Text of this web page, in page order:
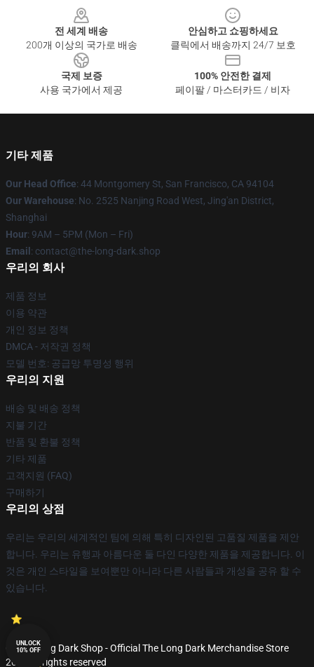
전 세계 배송
200개 이상의 국가로 배송
안심하고 쇼핑하세요
클릭에서 배송까지 24/7 보호
국제 보증
사용 국가에서 제공
100% 안전한 결제
페이팔 / 마스터카드 / 비자
기타 제품
Our Head Office: 44 Montgomery St, San Francisco, CA 94104
Our Warehouse: No. 2525 Nanjing Road West, Jing'an District,
Shanghai
Hour: 9AM – 5PM (Mon – Fri)
Email : contact@the-long-dark.shop
우리의 회사
제품 정보
이용 약관
개인 정보 정책
DMCA - 저작권 정책
모델 번호: 공급망 투명성 행위
우리의 지원
배송 및 배송 정책
지불 기간
반품 및 환불 정책
기타 제품
고객지원 (FAQ)
구매하기
우리의 상점
우리는 우리의 세계적인 팀에 의해 특히 디자인된 고품질 제품을 제안
합니다. 우리는 유행과 아름다운 둘 다인 다양한 제품을 제공합니다. 이
것은 개인 스타일을 보여뿐만 아니라 다른 사람들과 개성을 공유 할 수
있습니다.
© The Long Dark Shop - Official The Long Dark Merchandise Store
2026 all rights reserved
UNLOCK
10% OFF